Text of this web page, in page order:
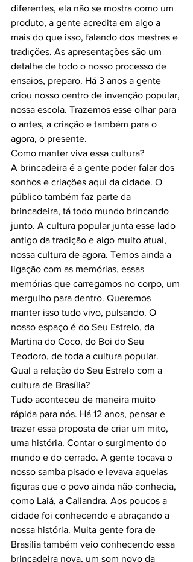
diferentes, ela não se mostra como um
produto, a gente acredita em algo a
mais do que isso, falando dos mestres e
tradições. As apresentações são um
detalhe de todo o nosso processo de
ensaios, preparo. Há 3 anos a gente
criou nosso centro de invenção popular,
nossa escola. Trazemos esse olhar para
o antes, a criação e também para o
agora, o presente.
Como manter viva essa cultura?
A brincadeira é a gente poder falar dos
sonhos e criações aqui da cidade. O
público também faz parte da
brincadeira, tá todo mundo brincando
junto. A cultura popular junta esse lado
antigo da tradição e algo muito atual,
nossa cultura de agora. Temos ainda a
ligação com as memórias, essas
memórias que carregamos no corpo, um
mergulho para dentro. Queremos
manter isso tudo vivo, pulsando. O
nosso espaço é do Seu Estrelo, da
Martina do Coco, do Boi do Seu
Teodoro, de toda a cultura popular.
Qual a relação do Seu Estrelo com a
cultura de Brasília?
Tudo aconteceu de maneira muito
rápida para nós. Há 12 anos, pensar e
trazer essa proposta de criar um mito,
uma história. Contar o surgimento do
mundo e do cerrado. A gente tocava o
nosso samba pisado e levava aquelas
figuras que o povo ainda não conhecia,
como Laiá, a Caliandra. Aos poucos a
cidade foi conhecendo e abraçando a
nossa história. Muita gente fora de
Brasília também veio conhecendo essa
brincadeira nova, um som novo da